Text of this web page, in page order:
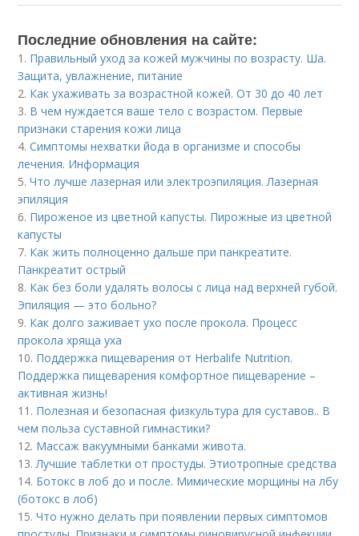
Последние обновления на сайте:
1. Правильный уход за кожей мужчины по возрасту. Ша.
Защита, увлажнение, питание
2. Как ухаживать за возрастной кожей. От 30 до 40 лет
3. В чем нуждается ваше тело с возрастом. Первые
признаки старения кожи лица
4.Симптомы нехватки йода в организме и способы
лечения. Информация
5.Что лучше лазерная или электроэпиляция. Лазерная
эпиляция
6. Пироженое из цветной капусты. Пирожные из цветной
капусты
7. Как жить полноценно дальше при панкреатите.
Панкреатит острый
8. Как без боли удалять волосы с лица над верхней губой.
Эпиляция — это больно?
9. Как долго заживает ухо после прокола. Процесс
прокола хряща уха
10. Поддержка пищеварения от Herbalife Nutrition.
Поддержка пищеварения комфортное пищеварение –
активная жизнь!
11. Полезная и безопасная физкультура для суставов.. В
чем польза суставной гимнастики?
12. Массаж вакуумными банками живота.
13.Лучшие таблетки от простуды. Этиотропные средства
14. Ботокс в лоб до и после. Мимические морщины на лбу
(ботокс в лоб)
15.Что нужно делать при появлении первых симптомов